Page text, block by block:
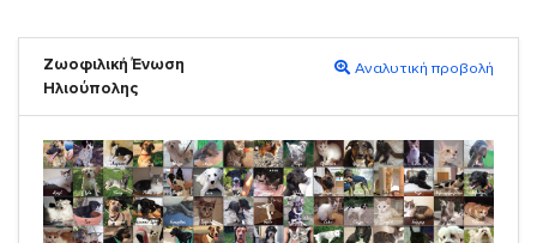
Ζωοφιλική Ένωση
Ηλιούπολης
Αναλυτική προβολή